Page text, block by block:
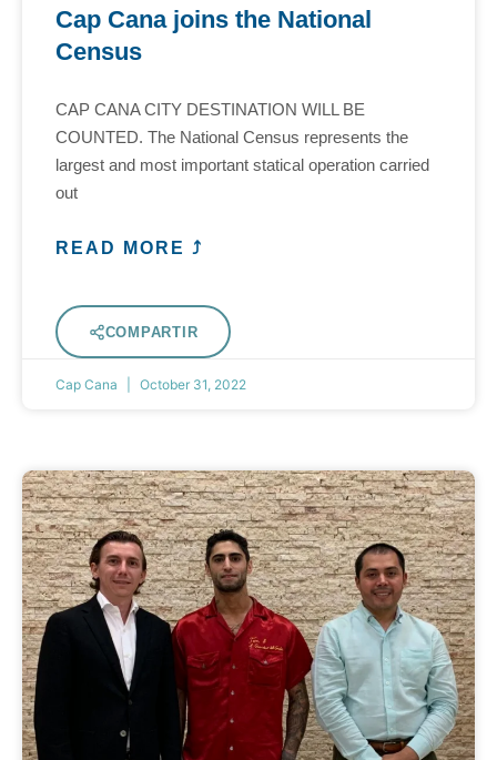
Cap Cana joins the National
Census
CAP CANA CITY DESTINATION WILL BE
COUNTED. The National Census represents the
largest and most important statical operation carried
out
READ MORE ⤴
COMPARTIR
Cap Cana October 31, 2022